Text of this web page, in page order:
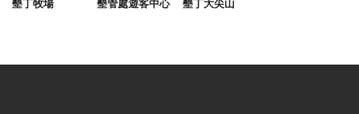
墾丁牧場 墾管處遊客中心 墾丁大尖山